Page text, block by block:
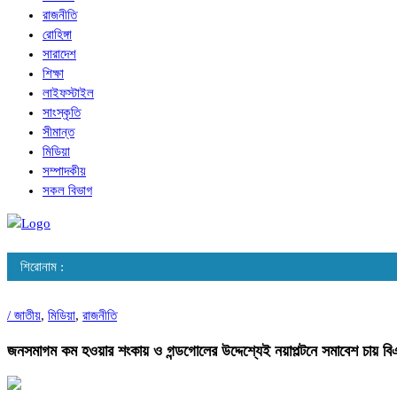
রাজনীতি
রোহিঙ্গা
সারাদেশ
শিক্ষা
লাইফস্টাইল
সাংস্কৃতি
সীমান্ত
মিডিয়া
সম্পাদকীয়
সকল বিভাগ
শিরোনাম :
/ জাতীয়, মিডিয়া, রাজনীতি
জনসমাগম কম হওয়ার শংকায় ও গন্ডগোলের উদ্দেশ্যেই নয়াপল্টনে সমাবেশ চায়